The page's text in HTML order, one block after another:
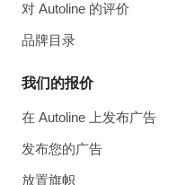
对 Autoline 的评价
品牌目录
我们的报价
在 Autoline 上发布广告
发布您的广告
放置旗帜